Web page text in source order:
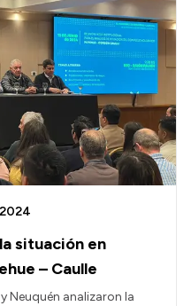
situación en
– Caulle
Neuquén analizaron la